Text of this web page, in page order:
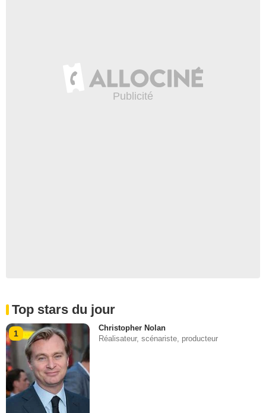
Top stars du jour
1
Christopher Nolan
Réalisateur, scénariste, producteur